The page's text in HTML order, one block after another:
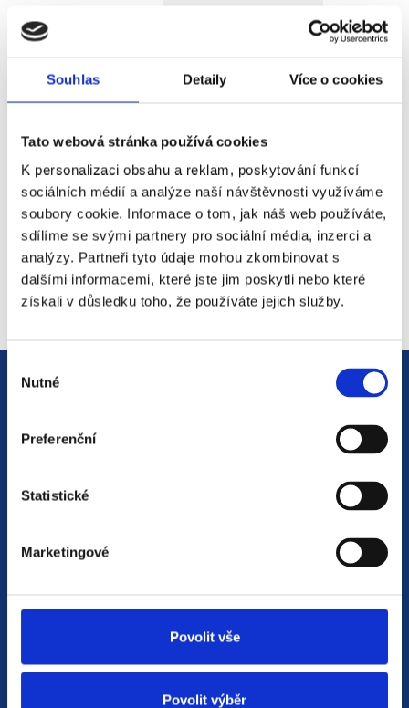
Souhlas Detaily Více o cookies
Tato webová stránka používá cookies
K personalizaci obsahu a reklam, poskytování funkcí
sociálních médií a analýze naší návštěvnosti využíváme
soubory cookie. Informace o tom, jak náš web používáte,
sdílíme se svými partnery pro sociální média, inzerci a
analýzy. Partneři tyto údaje mohou zkombinovat s
dalšími informacemi, které jste jim poskytli nebo které
získali v důsledku toho, že používáte jejich služby.
souhlasu
Nutné
Preferenční
Statistické
Marketingové
Povolit vše
Povolit výběr
mailing listu
Sem zadejte Váš email*
Jsme
si na individuálním a férovém přístupu,
Naší prioritou je vždyspokojenost zájemce
nebo zájemkyně o zaměstnání